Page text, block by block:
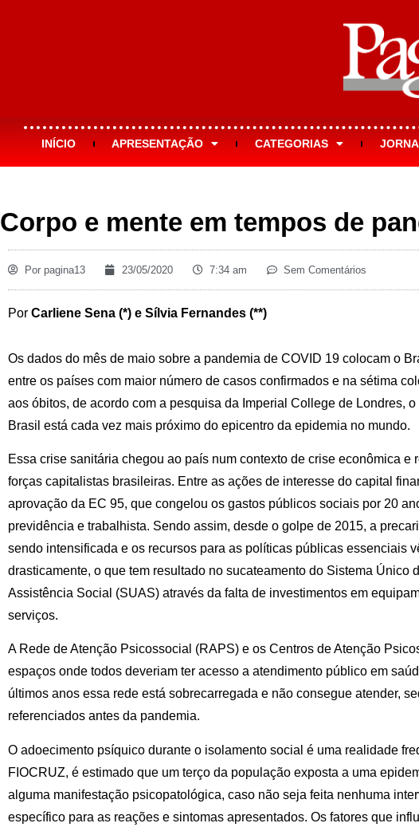
INÍCIO APRESENTAÇÃO CATEGORIAS
Corpo e mente em tempos de
Por pagina13 23/05/2020 7:34 am Sem Comentários
Por Carliene Sena (*) e Sílvia Fernandes (**)
Os dados do mês de maio sobre a pandemia de COVID 19 colocam o
entre os países com maior número de casos confirmados e na sétima
aos óbitos, de acordo com a pesquisa da Imperial College de Londres,
Brasil está cada vez mais próximo do epicentro da epidemia no mundo.
Essa crise sanitária chegou ao país num contexto de crise econômica e
forças capitalistas brasileiras. Entre as ações de interesse do capital
aprovação da EC 95, que congelou os gastos públicos sociais por 20
previdência e trabalhista. Sendo assim, desde o golpe de 2015, a
sendo intensificada e os recursos para as políticas públicas essenciais
drasticamente, o que tem resultado no sucateamento do Sistema Único
Assistência Social (SUAS) através da falta de investimentos em
serviços.
A Rede de Atenção Psicossocial (RAPS) e os Centros de Atenção
espaços onde todos deveriam ter acesso a atendimento público em
últimos anos essa rede está sobrecarregada e não consegue atender,
referenciados antes da pandemia.
O adoecimento psíquico durante o isolamento social é uma realidade
FIOCRUZ, é estimado que um terço da população exposta a uma
alguma manifestação psicopatológica, caso não seja feita nenhuma
específico para as reações e sintomas apresentados. Os fatores que